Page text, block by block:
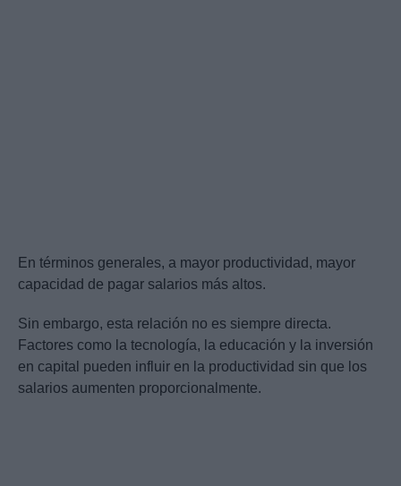
En términos generales, a mayor productividad, mayor
capacidad de pagar salarios más altos.
Sin embargo, esta relación no es siempre directa.
Factores como la tecnología, la educación y la inversión
en capital pueden influir en la productividad sin que los
salarios aumenten proporcionalmente.